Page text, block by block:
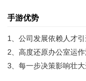
手游优势
1、公司发展依赖人才
2、高度还原办公室运
3、每一步决策影响壮